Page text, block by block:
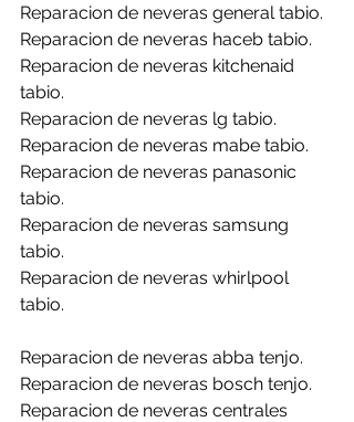
Reparacion de neveras general tabio.
Reparacion de neveras haceb tabio.
Reparacion de neveras kitchenaid
tabio.
Reparacion de neveras lg tabio.
Reparacion de neveras mabe tabio.
Reparacion de neveras panasonic
tabio.
Reparacion de neveras samsung
tabio.
Reparacion de neveras whirlpool
tabio.
Reparacion de neveras abba tenjo.
Reparacion de neveras bosch tenjo.
Reparacion de neveras centrales